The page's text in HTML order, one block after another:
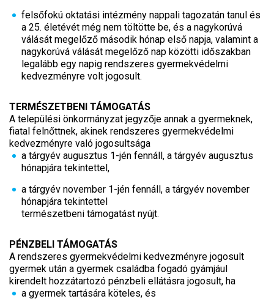
felsőfokú oktatási intézmény nappali tagozatán tanul és
a 25. életévét még nem töltötte be, és a nagykorúvá
válását megelőző második hónap első napja, valamint a
nagykorúvá válását megelőző nap közötti időszakban
legalább egy napig rendszeres gyermekvédelmi
kedvezményre volt jogosult.
TERMÉSZETBENI TÁMOGATÁS
A települési önkormányzat jegyzője annak a gyermeknek,
fiatal felnőttnek, akinek rendszeres gyermekvédelmi
kedvezményre való jogosultsága
a tárgyév augusztus 1-jén fennáll, a tárgyév augusztus
hónapjára tekintettel,
a tárgyév november 1-jén fennáll, a tárgyév november
hónapjára tekintettel
természetbeni támogatást nyújt.
PÉNZBELI TÁMOGATÁS
A rendszeres gyermekvédelmi kedvezményre jogosult
gyermek után a gyermek családba fogadó gyámjául
kirendelt hozzátartozó pénzbeli ellátásra jogosult, ha
a gyermek tartására köteles, és